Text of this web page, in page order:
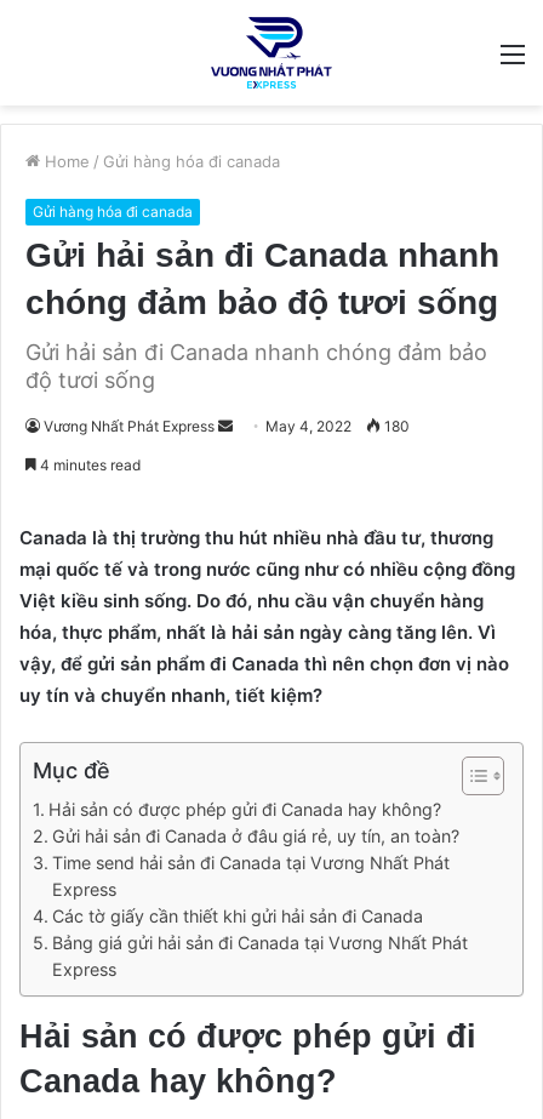
Home / Gửi hàng hóa đi canada
Gửi hàng hóa đi canada
Gửi hải sản đi Canada nhanh
chóng đảm bảo độ tươi sống
Gửi hải sản đi Canada nhanh chóng đảm bảo
độ tươi sống
Vương Nhất Phát Express
Send May 4, 2022 180
4 minutes read
Canada là thị trường thu hút nhiều nhà đầu tư, thương
mại quốc tế và trong nước cũng như có nhiều cộng đồng
Việt kiều sinh sống. Do đó, nhu cầu vận chuyển hàng
hóa, thực phẩm, nhất là hải sản ngày càng tăng lên. Vì
vậy, để gửi sản phẩm đi Canada thì nên chọn đơn vị nào
uy tín và chuyển nhanh, tiết kiệm?
Mục đề
Hải sản có được phép gửi đi Canada hay không?
Gửi hải sản đi Canada ở đâu giá rẻ, uy tín, an toàn?
Time send hải sản đi Canada tại Vương Nhất Phát
Express
Các tờ giấy cần thiết khi gửi hải sản đi Canada
Bảng giá gửi hải sản đi Canada tại Vương Nhất Phát
Express
Hải sản có được phép gửi đi
Canada hay không?